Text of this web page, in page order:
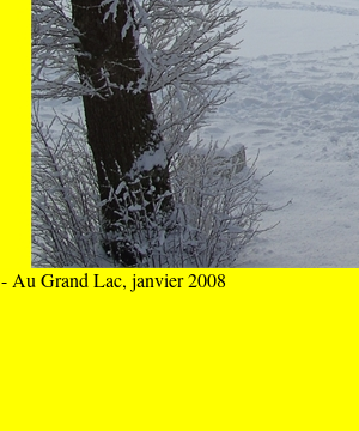
- Au Grand Lac, janvier 2008